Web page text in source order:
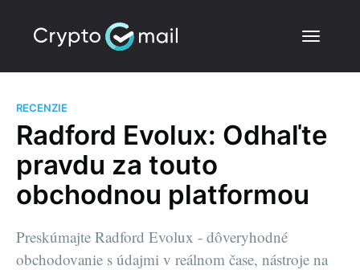
RECENZIE
Radford Evolux: Odhaľte
pravdu za touto
obchodnou platformou
Preskúmajte Radford Evolux - dôveryhodné
obchodovanie s údajmi v reálnom čase, nástroje na